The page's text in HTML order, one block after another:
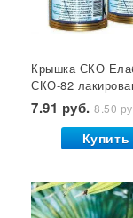
Гет от тараканов
Крышка СКО
СКО-82
Звезда 1/50/600*
7.91 руб.8.50
Купить